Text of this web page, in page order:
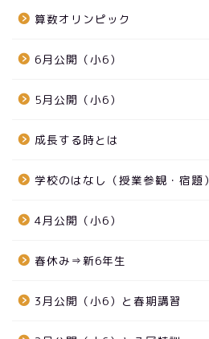
算数オリンピック
6月公開（小6）
5月公開（小6）
成長する時とは
学校のはなし（授業参観・宿題）
4月公開（小6）
春休み⇒新6年生
3月公開（小6）と春期講習